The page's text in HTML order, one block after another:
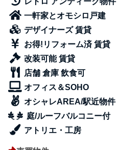
一軒家とオモシロ戸建
デザイナーズ 賃貸
お得!リフォーム済 賃貸
改装可能 賃貸
店舗 倉庫 飲食可
オフィス＆SOHO
オシャレAREA/駅近物件
庭/ルーフバルコニー付
アトリエ・工房